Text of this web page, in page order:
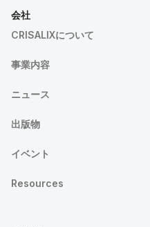
会社
CRISALIXについて
事業内容
ニュース
出版物
イベント
Resources